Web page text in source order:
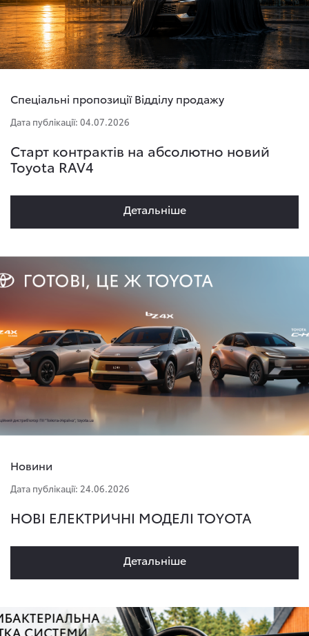
Спеціальні пропозиції Відділу продажу
Дата публікації: 04.07.2026
Старт контрактів на абсолютно новий
Toyota RAV4
Детальнiше
Новини
Дата публікації: 24.06.2026
НОВІ ЕЛЕКТРИЧНІ МОДЕЛІ TOYOTA
Детальнiше